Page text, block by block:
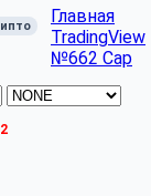
Главная
TradingView
№662 Cap